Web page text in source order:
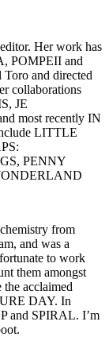
Her work has
POMPEII and
and directed
collaborations
JE
most recently IN
LITTLE
PENNY
from
and was a
to work
them amongst
acclaimed
DAY. In
and SPIRAL. I’m